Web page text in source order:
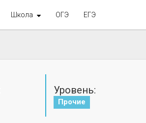
Школа ОГЭ ЕГЭ
Уровень:
Прочие